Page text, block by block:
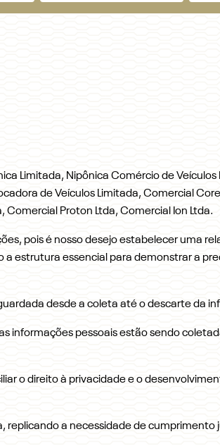
Limitada, Nipônica Comércio de Veículos
de Veículos Limitada, Comercial
Comercial Proton Ltda, Comercial Ion Ltda.
pois é nosso desejo estabelecer uma
a estrutura essencial para demonstrar a
desde a coleta até o descarte da
informações pessoais estão sendo
o direito à privacidade e o
replicando a necessidade de cumprimento